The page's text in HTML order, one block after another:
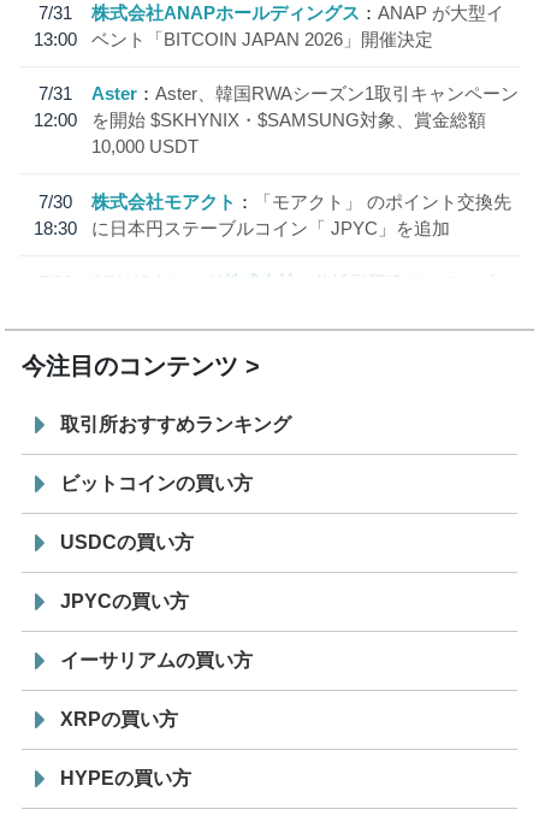
7/31
13:00
株式会社ANAPホールディングス
ANAP が大型イ
ベント「BITCOIN JAPAN 2026」開催決定
7/31
12:00
Aster
Aster、韓国RWAシーズン1取引キャンペーン
を開始 $SKHYNIX・$SAMSUNG対象、賞金総額
10,000 USDT
7/30
18:30
株式会社モアクト
「モアクト」 のポイント交換先
に日本円ステーブルコイン「 JPYC」を追加
7/29
SBI VCトレード株式会社
信託型円建てステーブル
今注目のコンテンツ
取引所おすすめランキング
ビットコインの買い方
USDCの買い方
JPYCの買い方
イーサリアムの買い方
XRPの買い方
HYPEの買い方